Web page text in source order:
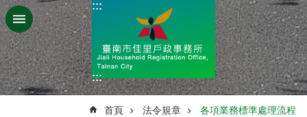
跳到主要內容區塊
:::
:::
首頁 法令規章 各項業務標準處理流程